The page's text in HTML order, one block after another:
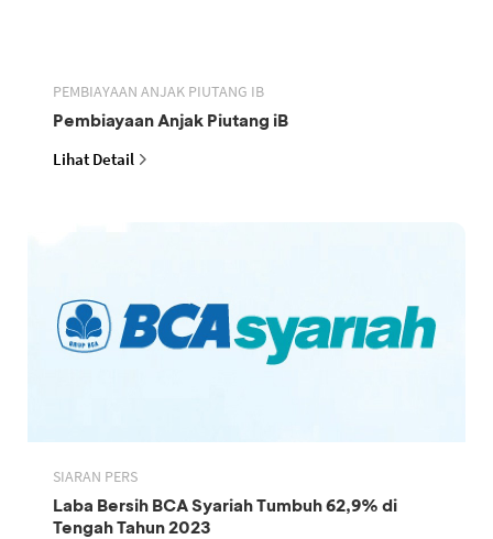
PEMBIAYAAN ANJAK PIUTANG IB
Pembiayaan Anjak Piutang iB
Lihat Detail
SIARAN PERS
Laba Bersih BCA Syariah Tumbuh 62,9% di
Tengah Tahun 2023